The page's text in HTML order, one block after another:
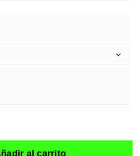
al carrito